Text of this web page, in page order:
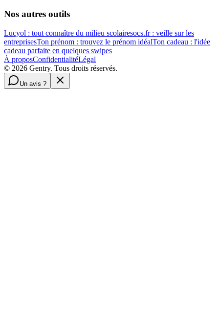
Nos autres outils
Lucyol : tout connaître du milieu scolairesocs.fr : veille sur les
entreprisesTon prénom : trouvez le prénom idéalTon cadeau : l'idée
cadeau parfaite en quelques swipes
À proposConfidentialitéLégal
© 2026 Gentry. Tous droits réservés.
Un avis ?